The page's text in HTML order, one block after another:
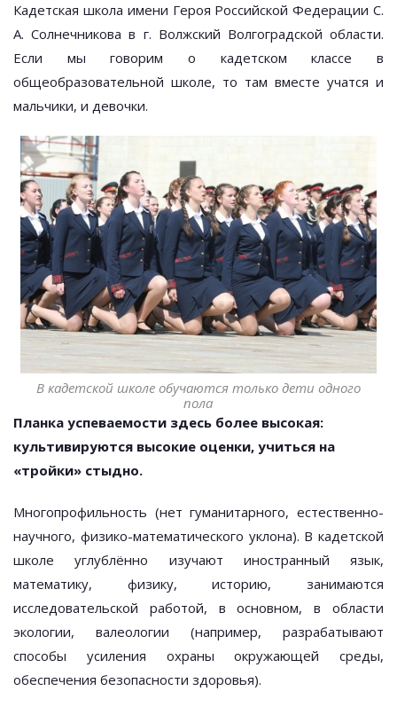
Кадетская школа имени Героя Российской Федерации С.
А. Солнечникова в г. Волжский Волгоградской области.
Если мы говорим о кадетском классе в
общеобразовательной школе, то там вместе учатся и
мальчики, и девочки.
В кадетской школе обучаются только дети одного
пола
Планка успеваемости здесь более высокая:
культивируются высокие оценки, учиться на
«тройки» стыдно.
Многопрофильность (нет гуманитарного, естественно-
научного, физико-математического уклона). В кадетской
школе углублённо изучают иностранный язык,
математику, физику, историю, занимаются
исследовательской работой, в основном, в области
экологии, валеологии (например, разрабатывают
способы усиления охраны окружающей среды,
обеспечения безопасности здоровья).